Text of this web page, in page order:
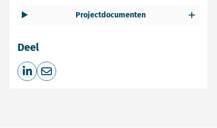
Projectdocumenten
Deel
Deel op LinkedIn
Deel via e-mail